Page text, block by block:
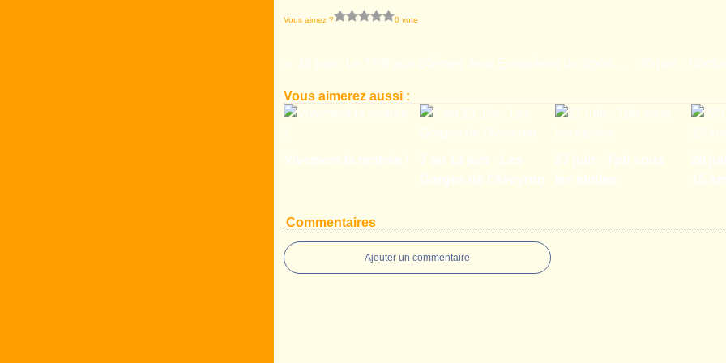
Vous aimez ? 0 vote
Vous aimerez aussi :
Vivement la rentrée !
7 au 13 juin : Les
Gorges de l'Aveyron
27 juin : Tpb sous
les étoiles
28
15 km
Commentaires
Ajouter un commentaire